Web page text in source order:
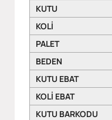
KUTU
KOLİ
PALET
BEDEN
KUTU EBAT
KOLİ EBAT
KUTU BARKODU